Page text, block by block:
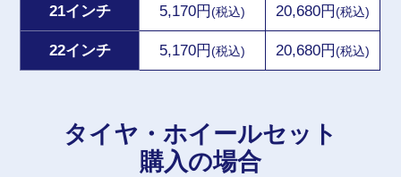
21インチ 5,170円(税込) 20,680円(税込)
22インチ 5,170円(税込) 20,680円(税込)
タイヤ・ホイールセット
購入の場合